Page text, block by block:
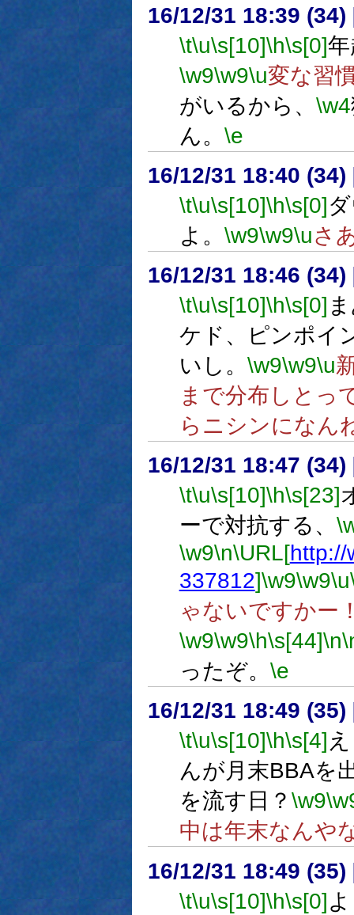
16/12/31 18:39 (34)
\t\u\s[10]\h\s[0]
\w9\w9\u変な習
がいるから、 \w4
ん。 \e
16/12/31 18:40 (34)
\t\u\s[10]\h\s[0]
よ。 \w9\w9\uさ
16/12/31 18:46 (34)
\t\u\s[10]\h\s[0]
ケド、ピンポイ
いし。 \w9\w9\u
まで分布しとっ
らニシンになん
16/12/31 18:47 (34)
\t\u\s[10]\h\s[23]
ーで対抗する、
\w9\n\URL[http://
337812]\w9\w9\u
ゃないですかー
\w9\w9\h\s[44]\n
ったぞ。 \e
16/12/31 18:49 (35)
\t\u\s[10]\h\s[4]
んが月末BBAを
を流す日？ \w9
中は年末なんや
16/12/31 18:49 (35)
\t\u\s[10]\h\s[0]